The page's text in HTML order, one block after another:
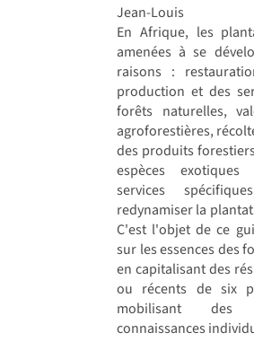
Jean-Louis
En Afrique, les
amenées à se
raisons :
production et des
forêts naturelles,
agroforestières,
des produits
espèces
services
redynamiser la
C'est l'objet de ce
sur les essences des
en capitalisant des
ou récents de six
mobilisant des
connaissances